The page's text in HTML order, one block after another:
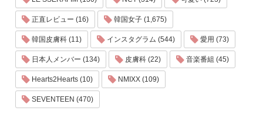
正直レビュー (16) 韓国女子 (1,675)
韓国皮膚科 (11) インスタグラム (544) 愛用 (73)
日本人メンバー (134) 皮膚科 (22) 音楽番組 (45)
Hearts2Hearts (10) NMIXX (109)
SEVENTEEN (470)